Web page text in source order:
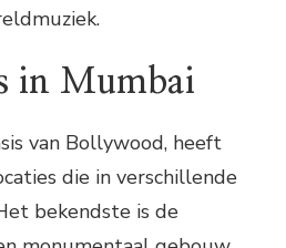
in Mumbai
van Bollywood, heeft
die in verschillende
bekendste is de